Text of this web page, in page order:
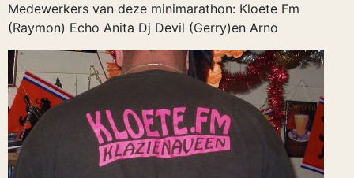
Medewerkers van deze minimarathon: Kloete Fm
(Raymon) Echo Anita Dj Devil (Gerry)en Arno